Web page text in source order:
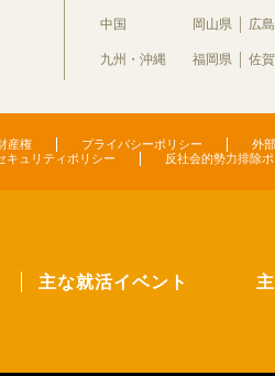
中国 岡山県 広
九州・沖縄 福岡県 佐
産権 プライバシーポリシー 外
キュリティポリシー 反社会的勢力排除
主な就活イベント